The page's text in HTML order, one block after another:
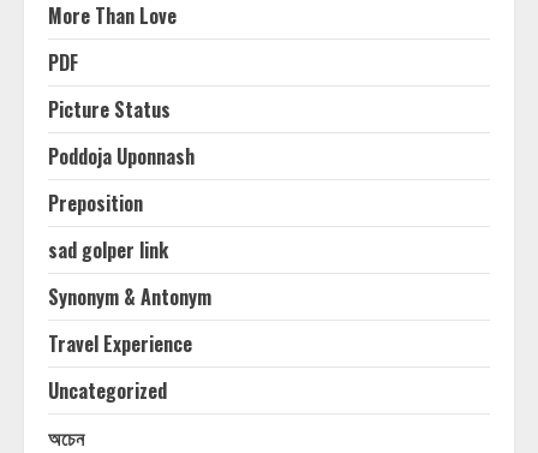
More Than Love
PDF
Picture Status
Poddoja Uponnash
Preposition
sad golper link
Synonym & Antonym
Travel Experience
Uncategorized
অচেন